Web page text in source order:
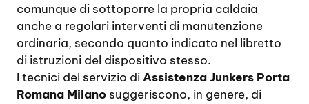
comunque di sottoporre la propria caldaia
anche a regolari interventi di manutenzione
ordinaria, secondo quanto indicato nel libretto
di istruzioni del dispositivo stesso.
I tecnici del servizio diAssistenza Junkers Porta
Romana Milano suggeriscono, in genere, di